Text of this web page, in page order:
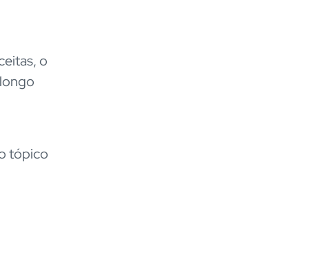
o
tópico